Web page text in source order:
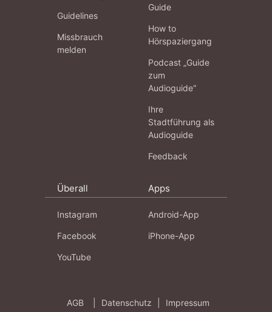
Guidelines
Missbrauch
melden
Guide
How to
Hörspaziergang
Podcast „Guide
zum
Audioguide“
Ihre
Stadtführung als
Audioguide
Feedback
Überall
Instagram
Facebook
YouTube
Apps
Android-App
iPhone-App
AGB Datenschutz Impressum